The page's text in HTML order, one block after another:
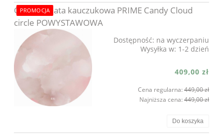
OUTLET Mata kauczukowa PRIME Candy Cloud
circle POWYSTAWOWA
Dostępność: na wyczerpaniu
Wysyłka w: 1-2 dzień
409,00 zł
Cena regularna: 449,00 zł
Najniższa cena: 449,00 zł
Do koszyka
PROMOCJA